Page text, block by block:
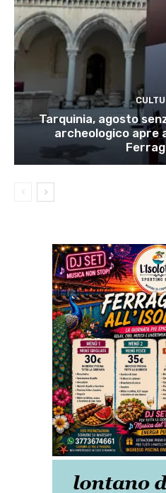
Tarquinia, agosto
archeologico apre